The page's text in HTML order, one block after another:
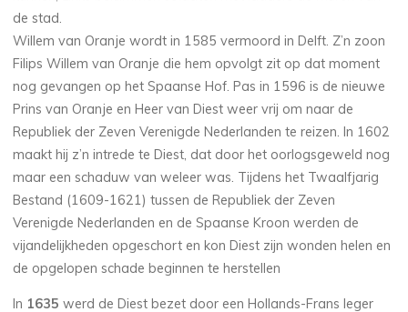
de stad.
Willem van Oranje wordt in 1585 vermoord in Delft. Z’n zoon
Filips Willem van Oranje die hem opvolgt zit op dat moment
nog gevangen op het Spaanse Hof. Pas in 1596 is de nieuwe
Prins van Oranje en Heer van Diest weer vrij om naar de
Republiek der Zeven Verenigde Nederlanden te reizen. In 1602
maakt hij z’n intrede te Diest, dat door het oorlogsgeweld nog
maar een schaduw van weleer was. Tijdens het Twaalfjarig
Bestand (1609-1621) tussen de Republiek der Zeven
Verenigde Nederlanden en de Spaanse Kroon werden de
vijandelijkheden opgeschort en kon Diest zijn wonden helen en
de opgelopen schade beginnen te herstellen
In 1635 werd de Diest bezet door een Hollands-Frans leger